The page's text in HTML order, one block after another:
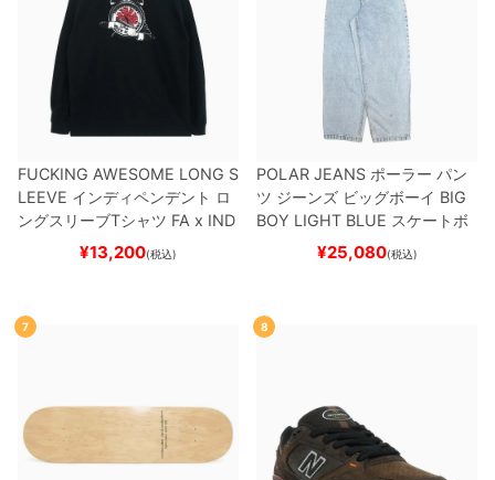
FUCKING AWESOME LONG S
LEEVE インディペンデント ロ
ングスリーブTシャツ FA x IND
EPENDENTHOSTAGE
スケートボード スケボー
¥13,200(税込)
POLAR JEANS ポーラー パン
ツ ジーンズ ビッグボーイ BIG
BOY LIGHT BLUE スケートボ
ード スケボー
¥25,080(税込)
7 8